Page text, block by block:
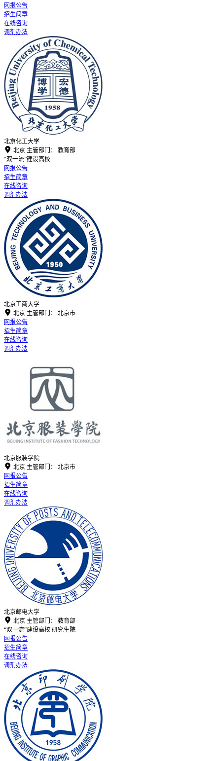
网报公告
招生简章
在线咨询
调剂办法
北京化工大学
 北京 主管部门：
教育部
“双一流”建设高校
网报公告
招生简章
在线咨询
调剂办法
北京工商大学
 北京 主管部门：
北京市
网报公告
招生简章
在线咨询
调剂办法
北京服装学院
 北京 主管部门：
北京市
网报公告
招生简章
在线咨询
调剂办法
北京邮电大学
 北京 主管部门：
教育部
“双一流”建设高校 研究生院
网报公告
招生简章
在线咨询
调剂办法